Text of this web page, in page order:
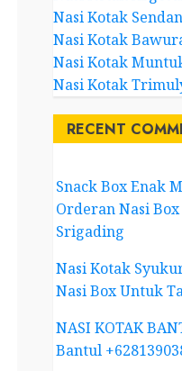
Nasi Kotak
Nasi Kotak
Nasi Kotak
Nasi Kotak
RECENT
Snack Box Enak
Orderan Nasi
Srigading
Nasi Kotak
Nasi Box Untuk
NASI KOTAK
Bantul